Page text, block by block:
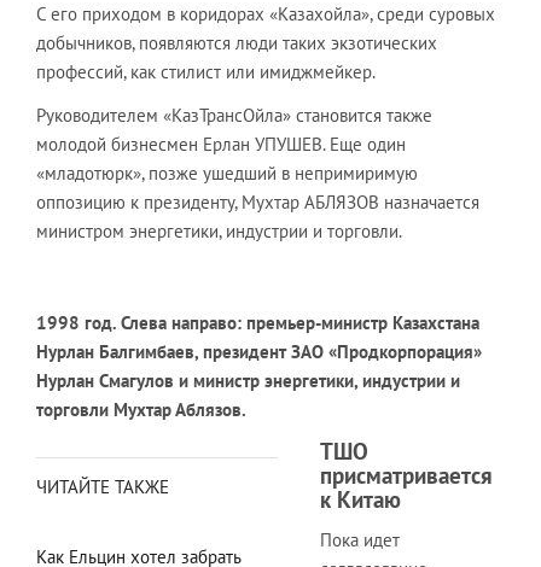
С его приходом в коридорах «Казахойла», среди суровых
добычников, появляются люди таких экзотических
профессий, как стилист или имиджмейкер.
Руководителем «КазТрансОйла» становится также
молодой бизнесмен Ерлан УПУШЕВ. Еще один
«младотюрк», позже ушедший в непримиримую
оппозицию к президенту, Мухтар АБЛЯЗОВ назначается
министром энергетики, индустрии и торговли.
1998 год. Слева направо: премьер-министр Казахстана
Нурлан Балгимбаев, президент ЗАО «Продкорпорация»
Нурлан Смагулов и министр энергетики, индустрии и
торговли Мухтар Аблязов.
ЧИТАЙТЕ ТАКЖЕ
Как Ельцин хотел забрать
ТШО
присматривается
к Китаю
Пока идет